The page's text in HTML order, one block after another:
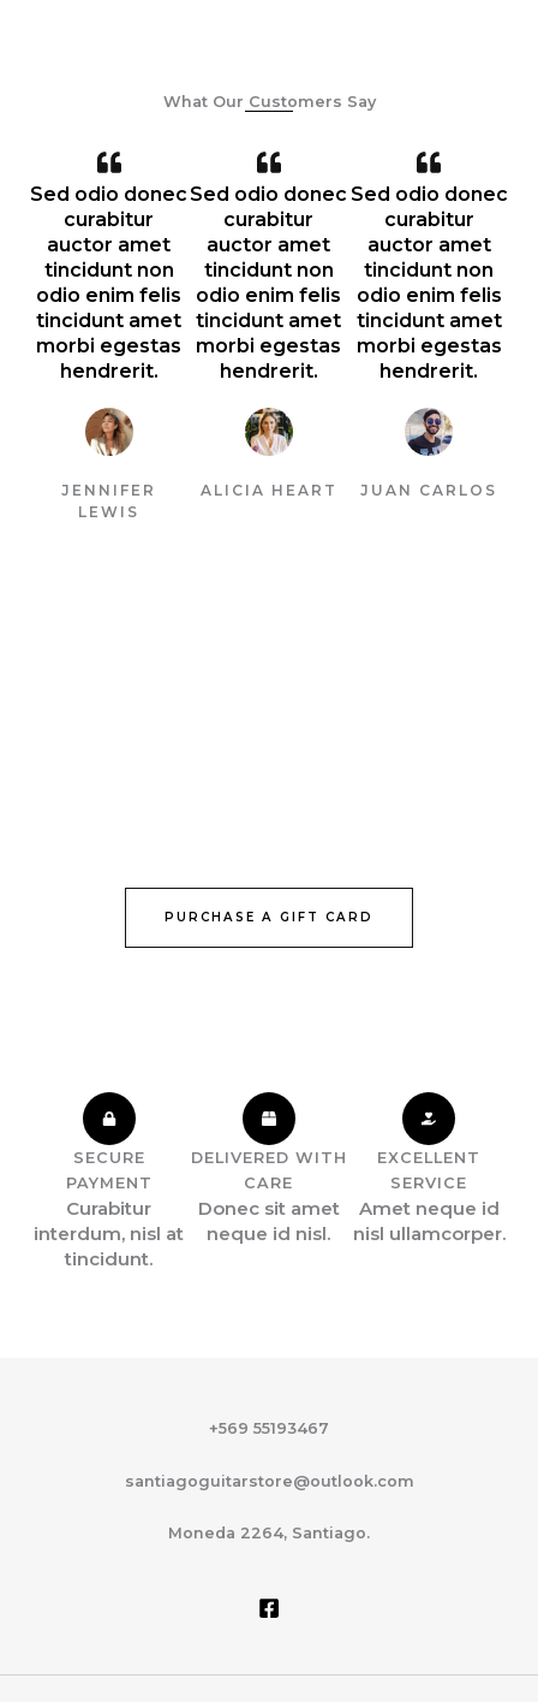
What Our Customers Say
Sed odio donec
curabitur
auctor amet
tincidunt non
odio enim felis
tincidunt amet
morbi egestas
hendrerit.
JENNIFER
LEWIS
Sed odio donec
curabitur
auctor amet
tincidunt non
odio enim felis
tincidunt amet
morbi egestas
hendrerit.
ALICIA HEART
Sed odio donec
curabitur
auctor amet
tincidunt non
odio enim felis
tincidunt amet
morbi egestas
hendrerit.
JUAN CARLOS
PURCHASE A GIFT CARD
SECURE
PAYMENT
Curabitur
interdum, nisl at
tincidunt.
DELIVERED WITH
CARE
Donec sit amet
neque id nisl.
EXCELLENT
SERVICE
Amet neque id
nisl ullamcorper.
+569 55193467
santiagoguitarstore@outlook.com
Moneda 2264, Santiago.